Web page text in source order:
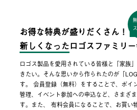
お得な特典が盛りだくさん！
新しくなった ロゴスファミリー
ロゴス製品を愛用されている皆様と「家族
きたい。そんな思いから作られたのが「
す。 会員登録（無料）をすることで、ポイ
管理、イベント参加への申込など、さまざ
す。また、 有料会員になることで、お買い